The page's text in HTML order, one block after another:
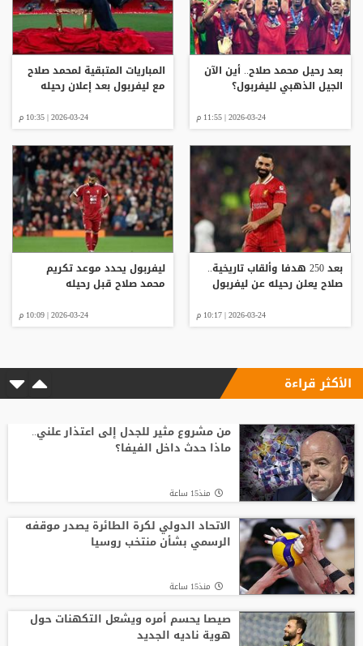
بعد رحيل محمد صلاح.. أين الآن
الجيل الذهبي لليفربول؟
2026-03-24 | 11:55 م
المباريات المتبقية لمحمد صلاح
مع ليفربول بعد إعلان رحيله
2026-03-24 | 10:35 م
بعد 250 هدفا وألقاب تاريخية..
صلاح يعلن رحيله عن ليفربول
2026-03-24 | 10:17 م
ليفربول يحدد موعد تكريم
محمد صلاح قبل رحيله
2026-03-24 | 10:09 م
الأكثر قراءة
من مشروع مثير للجدل إلى اعتذار علني..
ماذا حدث داخل الفيفا؟
منذ15 ساعة
الاتحاد الدولي لكرة الطائرة يصدر موقفه
الرسمي بشأن منتخب روسيا
منذ15 ساعة
صيصا يحسم أمره ويشعل التكهنات حول
هوية ناديه الجديد